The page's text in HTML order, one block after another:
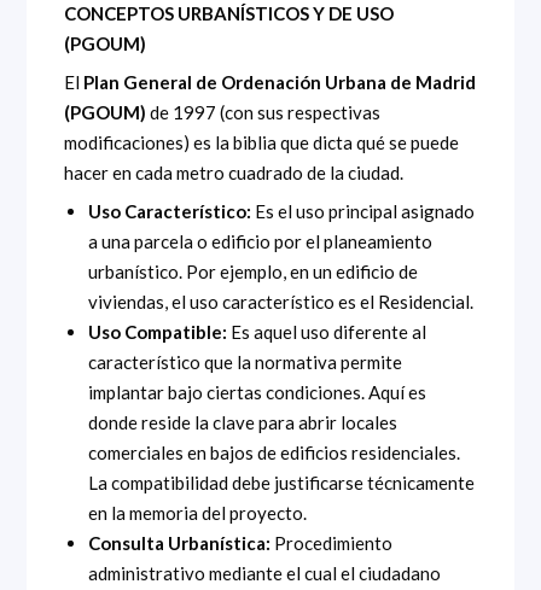
CONCEPTOS URBANÍSTICOS Y DE USO
(PGOUM)
El Plan General de Ordenación Urbana de Madrid
(PGOUM) de 1997 (con sus respectivas
modificaciones) es la biblia que dicta qué se puede
hacer en cada metro cuadrado de la ciudad.
Uso Característico: Es el uso principal asignado
a una parcela o edificio por el planeamiento
urbanístico. Por ejemplo, en un edificio de
viviendas, el uso característico es el Residencial.
Uso Compatible: Es aquel uso diferente al
característico que la normativa permite
implantar bajo ciertas condiciones. Aquí es
donde reside la clave para abrir locales
comerciales en bajos de edificios residenciales.
La compatibilidad debe justificarse técnicamente
en la memoria del proyecto.
Consulta Urbanística: Procedimiento
administrativo mediante el cual el ciudadano